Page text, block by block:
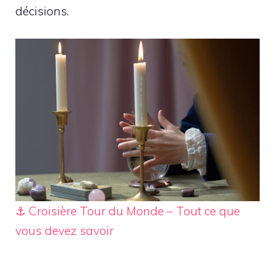
décisions.
⚓ Croisière Tour du Monde – Tout ce que
vous devez savoir